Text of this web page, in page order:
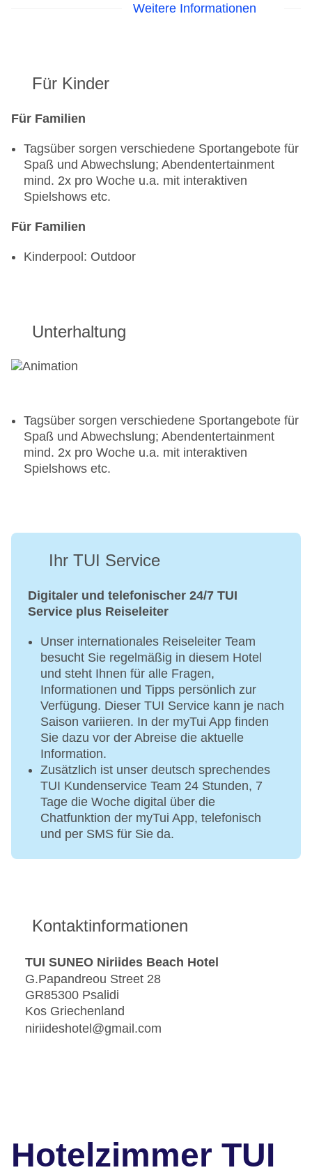
Weitere Informationen
Für Kinder
Für Familien
Tagsüber sorgen verschiedene Sportangebote für
Spaß und Abwechslung; Abendentertainment
mind. 2x pro Woche u.a. mit interaktiven
Spielshows etc.
Für Familien
Kinderpool: Outdoor
Unterhaltung
Tagsüber sorgen verschiedene Sportangebote für
Spaß und Abwechslung; Abendentertainment
mind. 2x pro Woche u.a. mit interaktiven
Spielshows etc.
Ihr TUI Service
Digitaler und telefonischer 24/7 TUI
Service plus Reiseleiter
Unser internationales Reiseleiter Team
besucht Sie regelmäßig in diesem Hotel
und steht Ihnen für alle Fragen,
Informationen und Tipps persönlich zur
Verfügung. Dieser TUI Service kann je nach
Saison variieren. In der myTui App finden
Sie dazu vor der Abreise die aktuelle
Information.
Zusätzlich ist unser deutsch sprechendes
TUI Kundenservice Team 24 Stunden, 7
Tage die Woche digital über die
Chatfunktion der myTui App, telefonisch
und per SMS für Sie da.
Kontaktinformationen
TUI SUNEO Niriides Beach Hotel
G.Papandreou Street 28
GR85300 Psalidi
Kos Griechenland
niriideshotel@gmail.com
Hotelzimmer TUI